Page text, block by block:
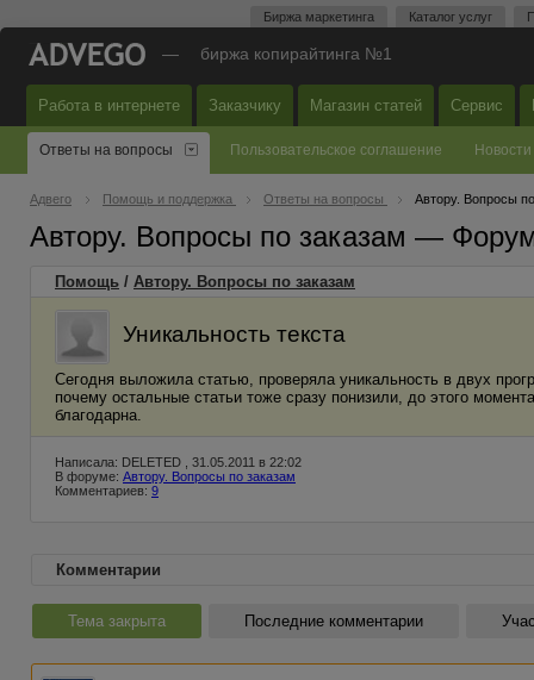
Биржа маркетинга Каталог услуг
— биржа копирайтинга №1
Работа в интернете Заказчику Магазин статей Сервис
Ответы на вопросы Пользовательское соглашение Новости
Адвего Помощь и поддержка Ответы на вопросы Автору. Вопросы
Автору. Вопросы по заказам —
Помощь / Автору. Вопросы по заказам
Уникальность текста
Сегодня выложила статью, проверяла уникальность в двух
почему остальные статьи тоже сразу понизили, до этого
благодарна.
Написала: DELETED , 31.05.2011 в 22:02
В форуме: Автору. Вопросы по заказам
Комментариев: 9
Комментарии
Тема закрыта Последние комментарии